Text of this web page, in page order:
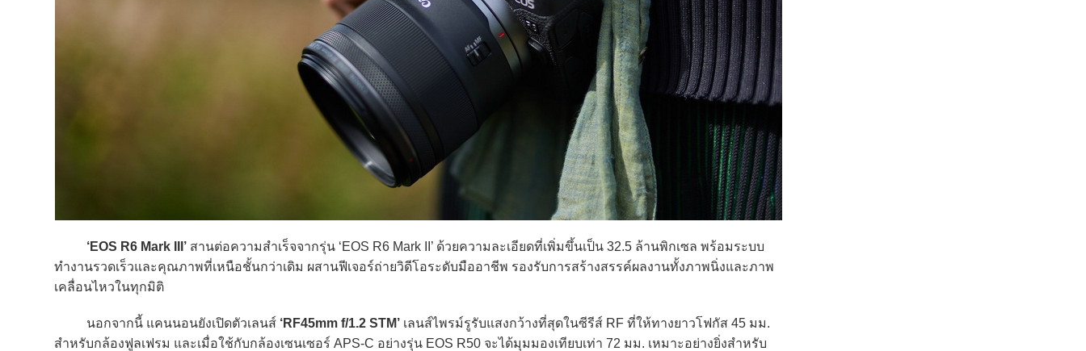
‘EOS R6 Mark III’ สานต่อความสำเร็จจากรุ่น ‘EOS R6 Mark II’ ด้วยความละเอียดที่เพิ่มขึ้นเป็น 32.5 ล้านพิกเซล พร้อมระบบ
ทำงานรวดเร็วและคุณภาพที่เหนือชั้นกว่าเดิม ผสานฟีเจอร์ถ่ายวิดีโอระดับมืออาชีพ รองรับการสร้างสรรค์ผลงานทั้งภาพนิ่งและภาพ
เคลื่อนไหวในทุกมิติ
นอกจากนี้ แคนนอนยังเปิดตัวเลนส์ ‘RF45mm f/1.2 STM’ เลนส์ไพรม์รูรับแสงกว้างที่สุดในซีรีส์ RF ที่ให้ทางยาวโฟกัส 45 มม.
สำหรับกล้องฟูลเฟรม และเมื่อใช้กับกล้องเซนเซอร์ APS-C อย่างรุ่น EOS R50 จะได้มุมมองเทียบเท่า 72 มม. เหมาะอย่างยิ่งสำหรับ